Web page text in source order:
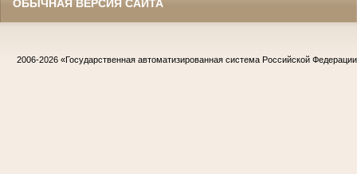
ОБЫЧНАЯ ВЕРСИЯ САЙТА
2006-2026 «Государственная автоматизированная система Российской